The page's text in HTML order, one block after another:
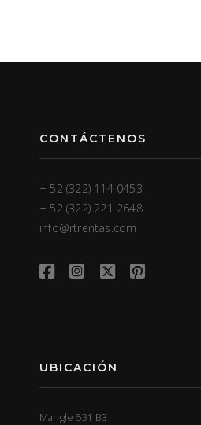
CONTÁCTENOS
+ 52 (322) 114 0453
+ 52 (322) 221 2648
info@rtrentas.com
UBICACIÓN
Mangle 531 B3